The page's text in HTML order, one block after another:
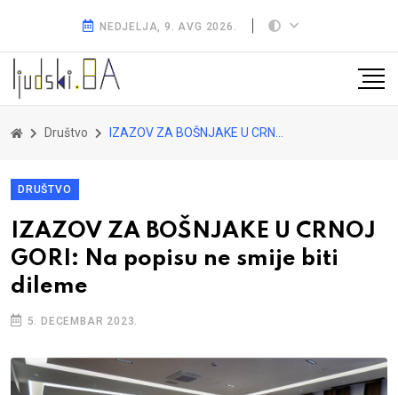
NEDJELJA, 9. AVG 2026.
Društvo IZAZOV ZA BOŠNJAKE U CRNOJ GORI: Na popisu ne smije biti dileme
DRUŠTVO
IZAZOV ZA BOŠNJAKE U CRNOJ
GORI: Na popisu ne smije biti
dileme
5. DECEMBAR 2023.